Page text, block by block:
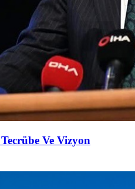
Ve Vizyon